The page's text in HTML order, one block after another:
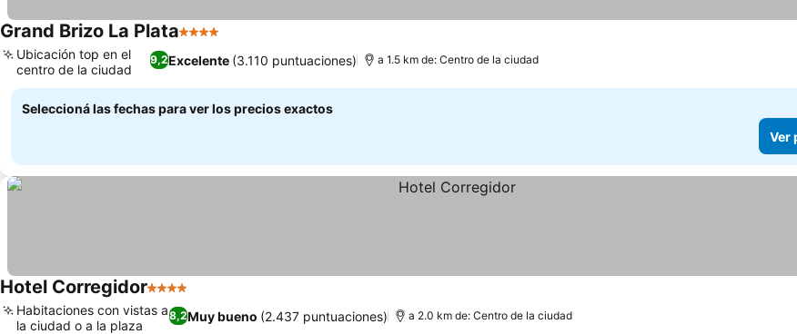
Grand Brizo La Plata4 Estrellas
9,2Excelente (3.110 puntuaciones)
Ubicación top en el
centro de la ciudad
a 1.5 km de: Centro de la ciudad
Seleccioná las fechas para ver los precios exactos
Ver
Hotel Corregidor4 Estrellas
8,2Muy bueno (2.437 puntuaciones)
Habitaciones con vistas a
la ciudad o a la plaza
a 2.0 km de: Centro de la ciudad